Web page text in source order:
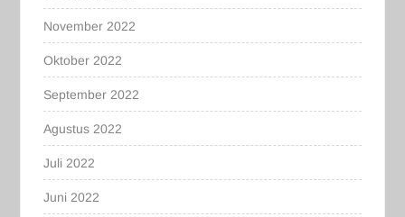
November 2022
Oktober 2022
September 2022
Agustus 2022
Juli 2022
Juni 2022